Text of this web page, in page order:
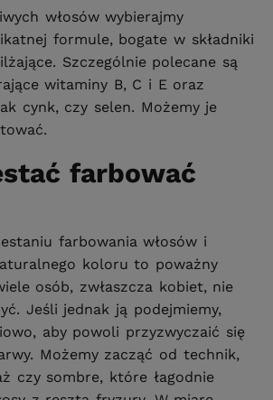
włosów wybierajmy
formule, bogate w składniki
Szczególnie polecane są
witaminy B, C i E oraz
cynk, czy selen. Możemy je
farbować
farbowania włosów i
koloru to poważny
osób, zwłaszcza kobiet, nie
Jeśli jednak ją podejmiemy,
aby powoli przyzwyczaić się
Możemy zacząć od technik,
czy sombre, które łagodnie